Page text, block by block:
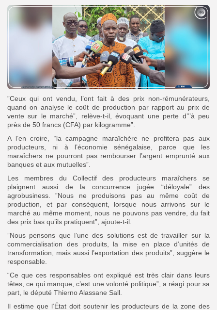
”Ceux qui ont vendu, l’ont fait à des prix non-rémunérateurs,
quand on analyse le coût de production par rapport au prix de
vente sur le marché”, relève-t-il, évoquant une perte d’’’à peu
près de 50 francs (CFA) par kilogramme”.
A l’en croire, “la campagne maraîchère ne profitera pas aux
producteurs, ni à l’économie sénégalaise, parce que les
maraîchers ne pourront pas rembourser l’argent emprunté aux
banques et aux mutuelles”.
Les membres du Collectif des producteurs maraîchers se
plaignent aussi de la concurrence jugée “déloyale” des
agrobusiness. ”Nous ne produisons pas au même coût de
production, et par conséquent, lorsque nous arrivons sur le
marché au même moment, nous ne pouvons pas vendre, du fait
des prix bas qu’ils pratiquent”, ajoute-t-il.
”Nous pensons que l’une des solutions est de travailler sur la
commercialisation des produits, la mise en place d’unités de
transformation, mais aussi l’exportation des produits”, suggère le
responsable.
“Ce que ces responsables ont expliqué est très clair dans leurs
têtes, ce qui manque, c’est une volonté politique”, a réagi pour sa
part, le député Thierno Alassane Sall.
Il estime que l’État doit soutenir les producteurs de la zone des